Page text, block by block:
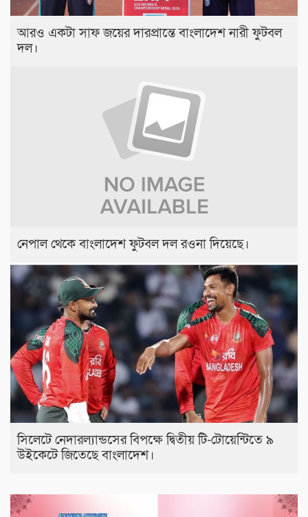
আরও একটা সাফ জয়ের দারপ্রান্তে বাংলাদেশ নারী ফুটবল
দল।
নেপাল থেকে বাংলাদেশ ফুটবল দল রওনা দিয়েছে।
সিলেটে নেদারল্যান্ডসের বিপক্ষে দ্বিতীয় টি-টোয়েন্টিতে ৯
উইকেটে জিতেছে বাংলাদেশ।